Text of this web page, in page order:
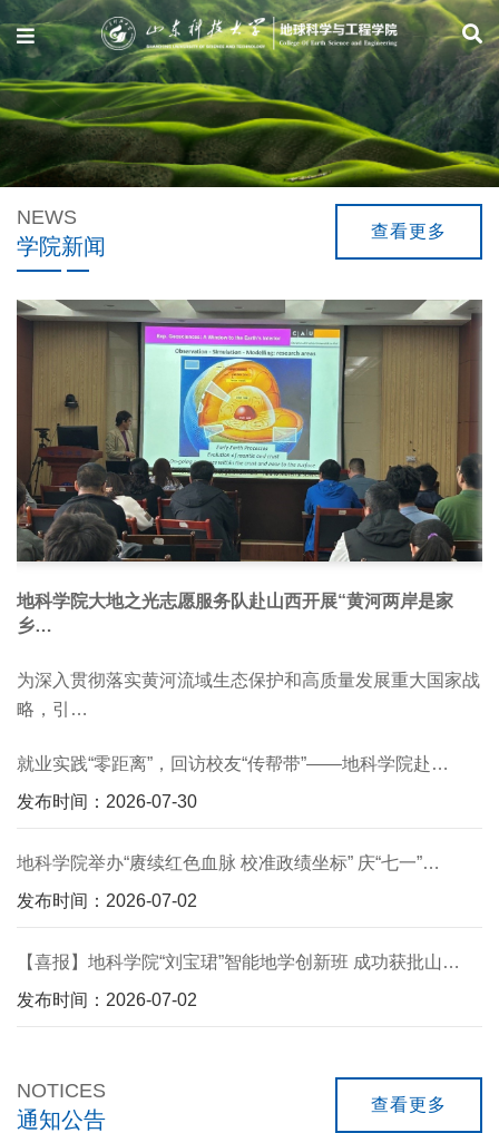
NEWS
学院新闻
查看更多
地科学院大地之光志愿服务队赴山西开展“黄河两岸是家
乡…
为深入贯彻落实黄河流域生态保护和高质量发展重大国家战
略，引…
就业实践“零距离”，回访校友“传帮带”——地科学院赴…
发布时间：2026-07-30
地科学院举办“赓续红色血脉 校准政绩坐标” 庆“七一”…
发布时间：2026-07-02
【喜报】地科学院“刘宝珺”智能地学创新班 成功获批山…
发布时间：2026-07-02
NOTICES
通知公告
查看更多